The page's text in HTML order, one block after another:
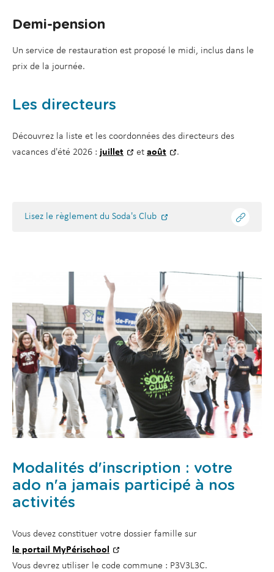
Demi-pension
Un service de restauration est proposé le midi, inclus dans le
prix de la journée.
Les directeurs
Découvrez la liste et les coordonnées des directeurs des
vacances d'été 2026 : juillet et août .
Lisez le règlement du Soda's Club
Modalités d'inscription : votre
ado n'a jamais participé à nos
activités
Vous devez constituer votre dossier famille sur
le portail MyPérischool
Vous devrez utiliser le code commune : P3V3L3C.